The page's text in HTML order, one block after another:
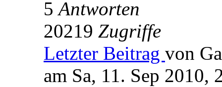
5Antworten
20219 Zugriffe
Letzter Beitrag von
am Sa, 11. Sep 2010,